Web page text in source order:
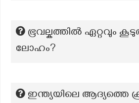
ഭൂവല്കത്തിൽ ഏറ്റവും
ലോഹം?
ഇന്ത്യയിലെ ആദ്യത്തെ